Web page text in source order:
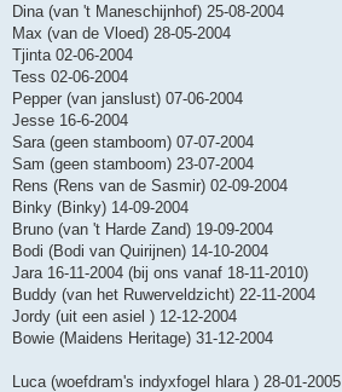
Dina (van 't Maneschijnhof) 25-08-2004
Max (van de Vloed) 28-05-2004
Tjinta 02-06-2004
Tess 02-06-2004
Pepper (van janslust) 07-06-2004
Jesse 16-6-2004
Sara (geen stamboom) 07-07-2004
Sam (geen stamboom) 23-07-2004
Rens (Rens van de Sasmir) 02-09-2004
Binky (Binky) 14-09-2004
Bruno (van 't Harde Zand) 19-09-2004
Bodi (Bodi van Quirijnen) 14-10-2004
Jara 16-11-2004 (bij ons vanaf 18-11-2010)
Buddy (van het Ruwerveldzicht) 22-11-2004
Jordy (uit een asiel ) 12-12-2004
Bowie (Maidens Heritage) 31-12-2004
Luca (woefdram's indyxfogel hlara ) 28-01-2005